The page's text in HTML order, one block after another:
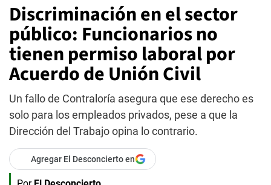
Discriminación en el sector
público: Funcionarios no
tienen permiso laboral por
Acuerdo de Unión Civil
Un fallo de Contraloría asegura que ese derecho es
solo para los empleados privados, pese a que la
Dirección del Trabajo opina lo contrario.
Agregar El Desconcierto en